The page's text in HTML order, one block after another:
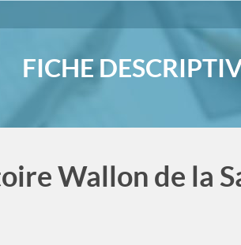
FICHE
Wallon de la